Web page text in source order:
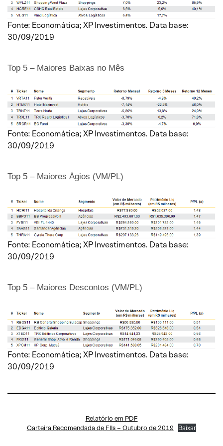
Fonte: Economática; XP Investimentos. Data base:
30/09/2019
Top 5 – Maiores Baixas no Mês
Fonte: Economática; XP Investimentos. Data base:
30/09/2019
Top 5 – Maiores Ágios (VM/PL)
Fonte: Economática; XP Investimentos. Data base:
30/09/2019
Top 5 – Maiores Descontos (VM/PL)
Fonte: Economática; XP Investimentos. Data base:
30/09/2019
Relatório em PDF
Carteira Recomendada de FIIs – Outubro de 2019
Baixar